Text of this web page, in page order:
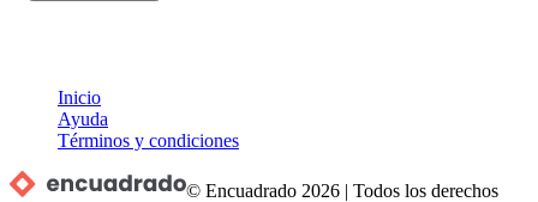
Inicio
Ayuda
Términos y condiciones
© Encuadrado 2026 |Todos los derechos